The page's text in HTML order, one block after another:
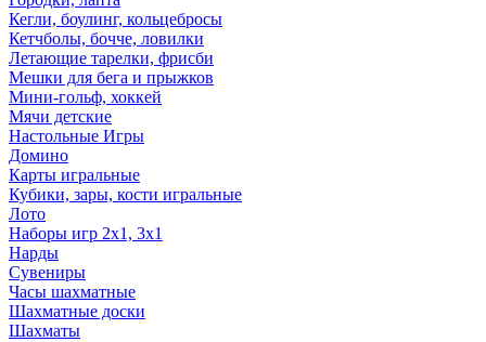
Кегли, боулинг, кольцебросы
Кетчболы, бочче, ловилки
Летающие тарелки, фрисби
Мешки для бега и прыжков
Мини-гольф, хоккей
Мячи детские
Настольные Игры
Домино
Карты игральные
Кубики, зары, кости игральные
Лото
Наборы игр 2х1, 3х1
Нарды
Сувениры
Часы шахматные
Шахматные доски
Шахматы